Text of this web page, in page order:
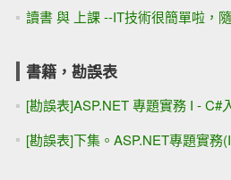
讀書 與 上課 --IT技術很簡單啦，
書籍，勘誤表
[勘誤表]ASP.NET 專題實務 I - C#
[勘誤表]下集。ASP.NET專題實務